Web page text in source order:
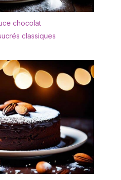
de s'inquiéter de ne pas
trouver un cordon et une
alimentation électrique.
fouet lait design simple
fois pratique et beau,
idéal pour une utilisation
personnelle ou un
cadeau. fouet lait est un
cadeau parfait pour votre
famille et vos amis.
le plaisir élégant est
d'autres produits de la
gamme. Données : 1
pour servir et présenter -
En céramique durable -
Passe au micro-ondes,
au lave-vaisselle,
empilable - 34 x 2,4 x 34
cm (l x H x P) - Poids :
2300 g - Couleur :
anthracite
chocolat
classiques